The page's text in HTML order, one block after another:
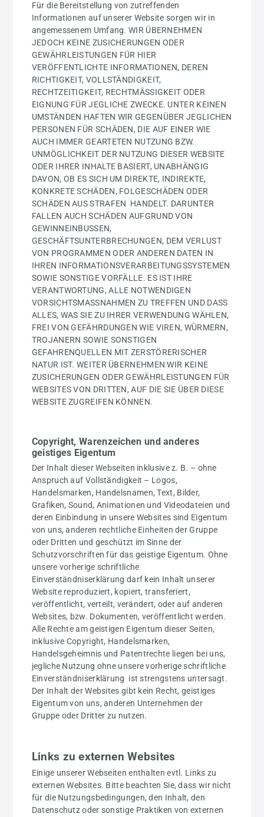
Für die Bereitstellung von zutreffenden
Informationen auf unserer Website sorgen wir in
angemessenem Umfang. WIR ÜBERNEHMEN
JEDOCH KEINE ZUSICHERUNGEN ODER
GEWÄHRLEISTUNGEN FÜR HIER
VERÖFFENTLICHTE INFORMATIONEN, DEREN
RICHTIGKEIT, VOLLSTÄNDIGKEIT,
RECHTZEITIGKEIT, RECHTMÄSSIGKEIT ODER
EIGNUNG FÜR JEGLICHE ZWECKE. UNTER KEINEN
UMSTÄNDEN HAFTEN WIR GEGENÜBER JEGLICHEN
PERSONEN FÜR SCHÄDEN, DIE AUF EINER WIE
AUCH IMMER GEARTETEN NUTZUNG BZW.
UNMÖGLICHKEIT DER NUTZUNG DIESER WEBSITE
ODER IHRER INHALTE BASIERT, UNABHÄNGIG
DAVON, OB ES SICH UM DIREKTE, INDIREKTE,
KONKRETE SCHÄDEN, FOLGESCHÄDEN ODER
SCHÄDEN AUS STRAFEN HANDELT. DARUNTER
FALLEN AUCH SCHÄDEN AUFGRUND VON
GEWINNEINBUSSEN,
GESCHÄFTSUNTERBRECHUNGEN, DEM VERLUST
VON PROGRAMMEN ODER ANDEREN DATEN IN
IHREN INFORMATIONSVERARBEITUNGSSYSTEMEN
SOWIE SONSTIGE VORFÄLLE. ES IST IHRE
VERANTWORTUNG, ALLE NOTWENDIGEN
VORSICHTSMASSNAHMEN ZU TREFFEN UND DASS
ALLES, WAS SIE ZU IHRER VERWENDUNG WÄHLEN,
FREI VON GEFÄHRDUNGEN WIE VIREN, WÜRMERN,
TROJANERN SOWIE SONSTIGEN
GEFAHRENQUELLEN MIT ZERSTÖRERISCHER
NATUR IST. WEITER ÜBERNEHMEN WIR KEINE
ZUSICHERUNGEN ODER GEWÄHRLEISTUNGEN FÜR
WEBSITES VON DRITTEN, AUF DIE SIE ÜBER DIESE
WEBSITE ZUGREIFEN KÖNNEN.
Copyright, Warenzeichen und anderes
geistiges Eigentum
Der Inhalt dieser Webseiten inklusive z. B. – ohne
Anspruch auf Vollständigkeit – Logos,
Handelsmarken, Handelsnamen, Text, Bilder,
Grafiken, Sound, Animationen und Videodateien und
deren Einbindung in unsere Websites sind Eigentum
von uns, anderen rechtliche Einheiten der Gruppe
oder Dritten und geschützt im Sinne der
Schutzvorschriften für das geistige Eigentum. Ohne
unsere vorherige schriftliche
Einverständniserklärung darf kein Inhalt unserer
Website reproduziert, kopiert, transferiert,
veröffentlicht, verteilt, verändert, oder auf anderen
Websites, bzw. Dokumenten, veröffentlicht werden.
Alle Rechte am geistigen Eigentum dieser Seiten,
inklusive Copyright, Handelsmarken,
Handelsgeheimnis und Patentrechte liegen bei uns,
jegliche Nutzung ohne unsere vorherige schriftliche
Einverständniserklärung ist strengstens untersagt.
Der Inhalt der Websites gibt kein Recht, geistiges
Eigentum von uns, anderen Unternehmen der
Gruppe oder Dritter zu nutzen.
Links zu externen Websites
Einige unserer Webseiten enthalten evtl. Links zu
externen Websites. Bitte beachten Sie, dass wir nicht
für die Nutzungsbedingungen, den Inhalt, den
Datenschutz oder sonstige Praktiken von externen